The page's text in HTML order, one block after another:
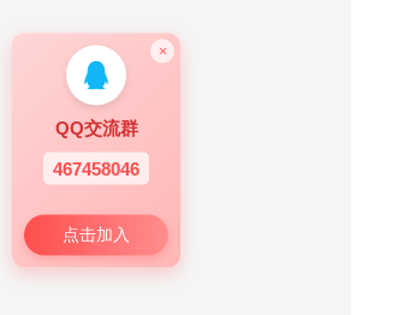
×
QQ交流群
467458046
点击加入